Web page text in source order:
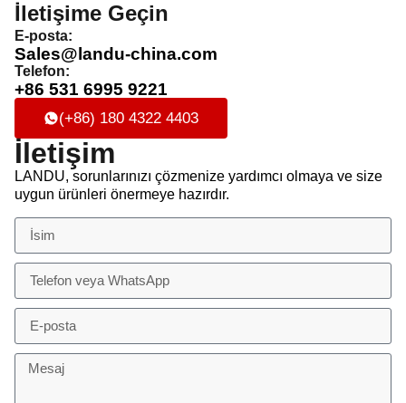
İletişime Geçin
E-posta:
Sales@landu-china.com
Telefon:
+86 531 6995 9221
(+86) 180 4322 4403
İletişim
LANDU, sorunlarınızı çözmenize yardımcı olmaya ve size
uygun ürünleri önermeye hazırdır.